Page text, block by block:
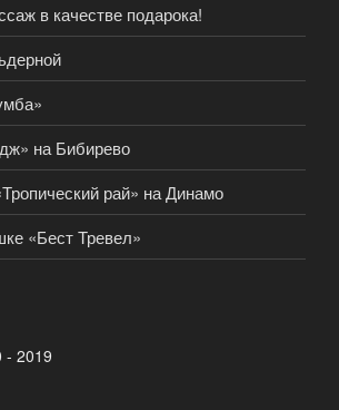
в качестве подарока!
на Бибирево
рай» на Динамо
«Бест Тревел»
- 2019